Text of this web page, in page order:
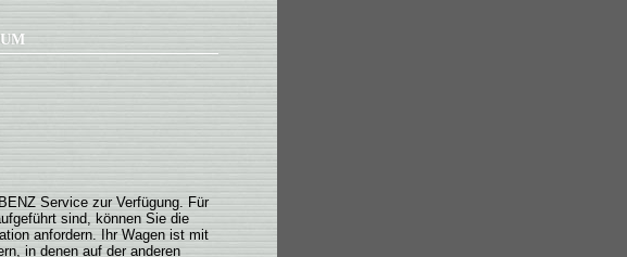
Service zur Verfügung. Für
sind, können Sie die
anfordern. Ihr Wagen ist mit
in denen auf der anderen